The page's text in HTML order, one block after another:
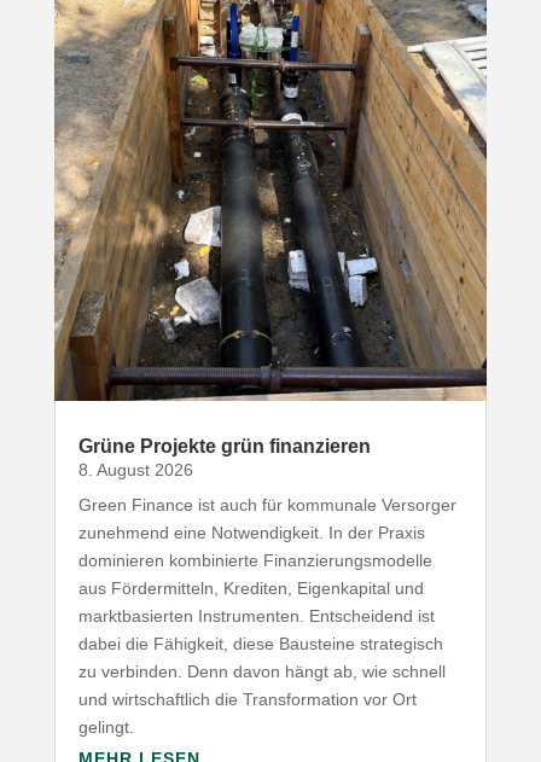
Grüne Projekte grün finanzieren
8. August 2026
Green Finance ist auch für kommunale Versorger
zunehmend eine Notwen­digkeit. In der Praxis
domi­nieren kombi­nierte Finan­zie­rungs­mo­delle
aus Förder­mitteln, Krediten, Eigen­ka­pital und
markt­ba­sierten Instru­menten. Entscheidend ist
dabei die Fähigkeit, diese Bausteine stra­te­gisch
zu verbinden. Denn davon hängt ab, wie schnell
und wirt­schaftlich die Trans­for­mation vor Ort
gelingt.